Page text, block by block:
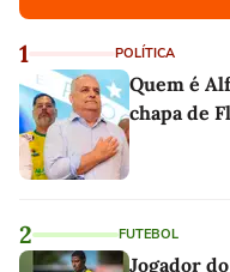
1 POLÍTICA
Quem é
chapa de
2 FUTEBOL
Jogador